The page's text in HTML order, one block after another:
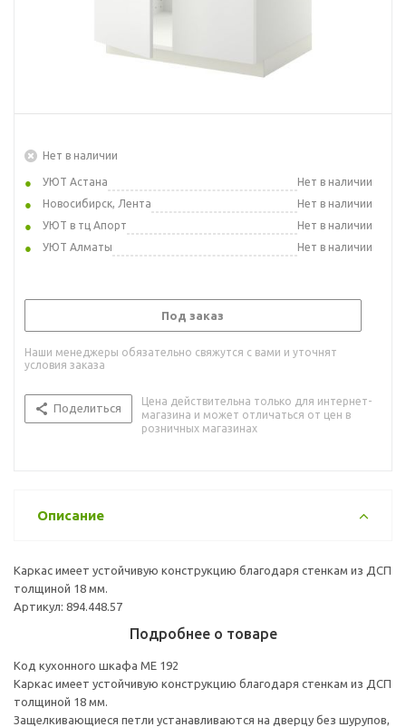
Нет в наличии
УЮТ Астана
Нет в наличии
Новосибирск, Лента
Нет в наличии
УЮТ в тц Апорт
Нет в наличии
УЮТ Алматы
Нет в наличии
Под заказ
Наши менеджеры обязательно свяжутся с вами и уточнят
условия заказа
Поделиться
Цена действительна только для интернет-
магазина и может отличаться от цен в
розничных магазинах
Описание
Каркас имеет устойчивую конструкцию благодаря стенкам из ДСП
толщиной 18 мм.
Артикул: 894.448.57
Подробнее о товаре
Код кухонного шкафа ME 192
Каркас имеет устойчивую конструкцию благодаря стенкам из ДСП
толщиной 18 мм.
Защелкивающиеся петли устанавливаются на дверцу без шурупов,